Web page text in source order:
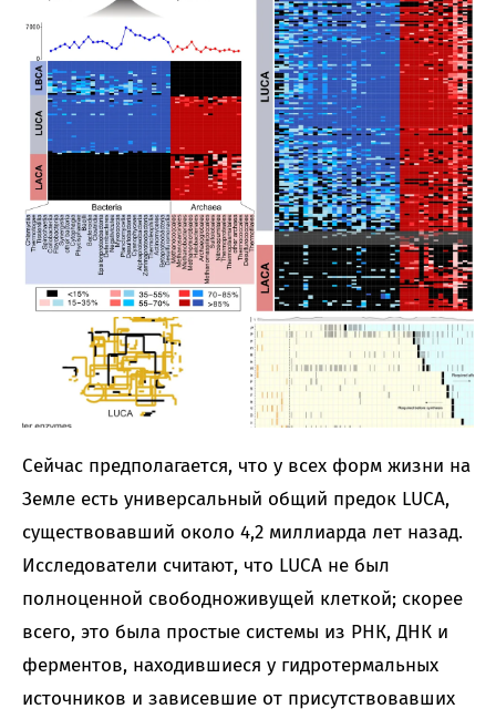
Сейчас предполагается, что у всех форм жизни на
Земле есть универсальный общий предок LUCA,
существовавший около 4,2 миллиарда лет назад.
Исследователи считают, что LUCA не был
полноценной свободноживущей клеткой; скорее
всего, это была простые системы из РНК, ДНК и
ферментов, находившиеся у гидротермальных
источников и зависевшие от присутствовавших